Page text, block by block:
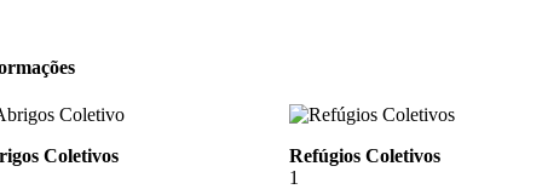
Coletivos
Refúgios Coletivos
1